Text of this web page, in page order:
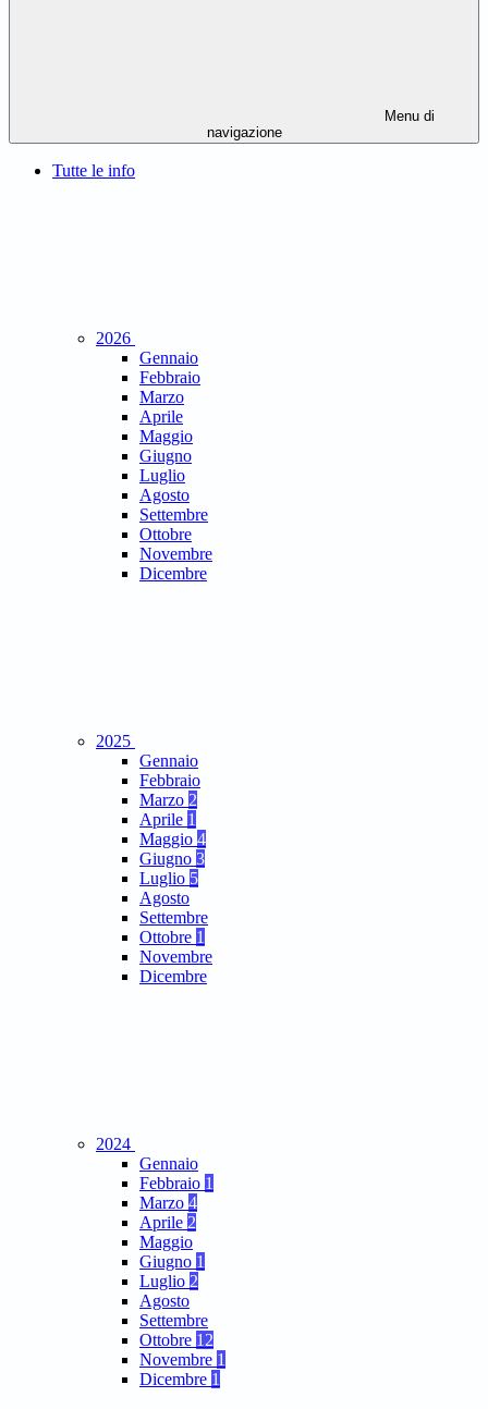
Menu di
navigazione
Tutte le info
2026
Gennaio
Febbraio
Marzo
Aprile
Maggio
Giugno
Luglio
Agosto
Settembre
Ottobre
Novembre
Dicembre
2025
Gennaio
Febbraio
Marzo 2
Aprile 1
Maggio 4
Giugno 3
Luglio 5
Agosto
Settembre
Ottobre 1
Novembre
Dicembre
2024
Gennaio
Febbraio 1
Marzo 4
Aprile 2
Maggio
Giugno 1
Luglio 2
Agosto
Settembre
Ottobre 12
Novembre 1
Dicembre 1